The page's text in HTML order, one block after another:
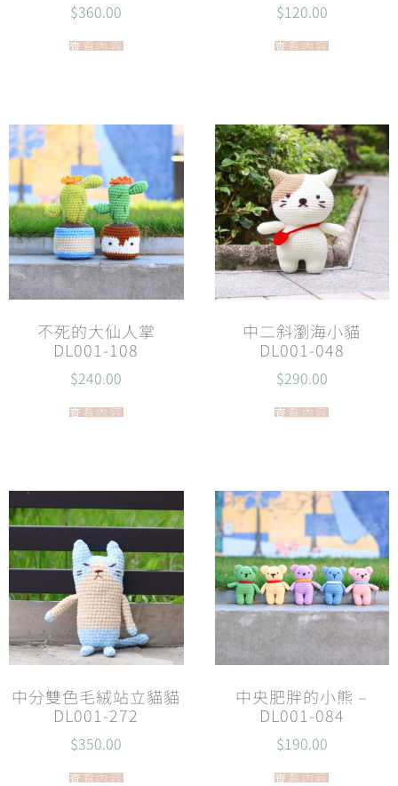
$360.00
查看內容
$120.00
查看內容
不死的大仙人掌
DL001-108
$240.00
查看內容
中二斜瀏海小貓
DL001-048
$290.00
查看內容
中分雙色毛絨站立貓貓
DL001-272
$350.00
查看內容
中央肥胖的小熊 –
DL001-084
$190.00
查看內容